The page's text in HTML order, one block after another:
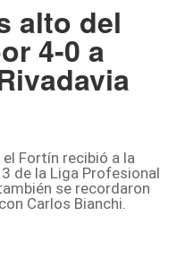
alto del
4-0 a
Fortín recibió a la
de la Liga Profesional
se recordaron
Carlos Bianchi.